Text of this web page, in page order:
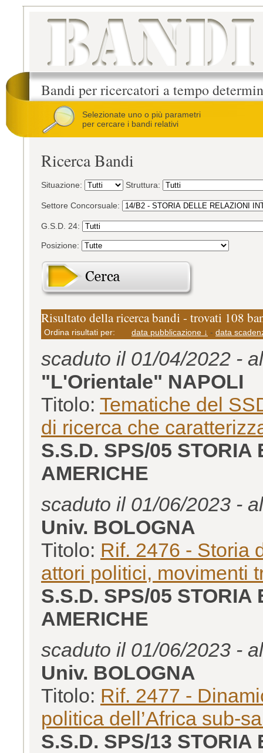
Bandi per ricercatori a tempo
Selezionate uno o più parametri
per cercare i bandi relativi
Ricerca Bandi
Situazione: Struttura:
Settore Concorsuale:
G.S.D. 24:
Posizione:
Risultato della ricerca bandi - trovati 108
Ordina risultati per: data pubblicazione ↓ - data
scaduto il 01/04/2022 -
"L'Orientale" NAPOLI
Titolo: Tematiche del
di ricerca che
S.S.D. SPS/05 STORIA
AMERICHE
scaduto il 01/06/2023 -
Univ. BOLOGNA
Titolo: Rif. 2476 - Storia
attori politici, movimenti
S.S.D. SPS/05 STORIA
AMERICHE
scaduto il 01/06/2023 -
Univ. BOLOGNA
Titolo: Rif. 2477 -
politica dell’Africa sub-
S.S.D. SPS/13